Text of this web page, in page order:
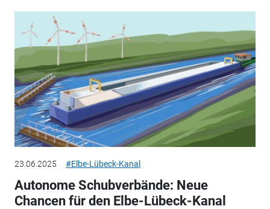
23.06.2025 #Elbe-Lübeck-Kanal
Autonome Schubverbände: Neue
Chancen für den Elbe-Lübeck-Kanal